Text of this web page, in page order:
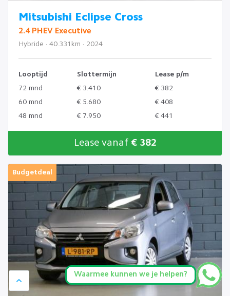
Mitsubishi Eclipse Cross
2.4 PHEV Executive
Hybride · 40.331km · 2024
Looptijd Slottermijn
Lease p/m
72 mnd
€ 3.410
€ 382
60 mnd
€ 5.680
€ 408
48 mnd
€ 7.950 € 441
Lease vanaf € 382
Budgetdeal
Waarmee kunnen we je helpen?